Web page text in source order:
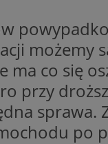
możemy
ma co się
przy
sprawa.
po
li_gc